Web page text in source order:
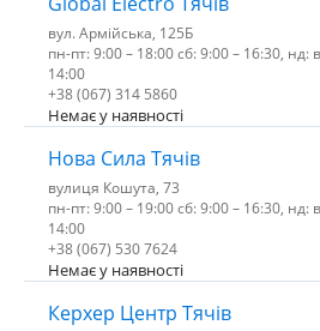
вул. Армійська, 125Б
пн-пт: 9:00 – 18:00 сб: 9:00 – 16:30, нд:
14:00
+38 (067) 314 5860
Немає у наявності
Нова Сила Тячів
вулиця Кошута, 73
пн-пт: 9:00 – 19:00 сб: 9:00 – 16:30, нд:
14:00
+38 (067) 530 7624
Немає у наявності
Керхер Центр Тячів